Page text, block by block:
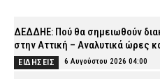
ΔΕΔΔΗΕ: Πού θα σημειωθούν
στην Αττική – Αναλυτικά ώρες
ΕΙΔΗΣΕΙΣ 6 Αυγούστου 2026 04:00